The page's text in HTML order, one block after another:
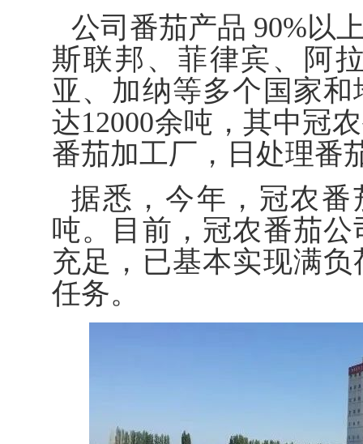
公司番茄产品 90%以
斯联邦、菲律宾、阿
亚、加纳等多个国家
达12000余吨，其中冠
番茄加工厂，日处理番
据悉，今年，冠农
吨。目前，冠农番茄
充足，已基本实现满
任务。